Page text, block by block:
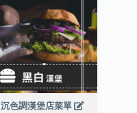
沉色調漢堡店菜單